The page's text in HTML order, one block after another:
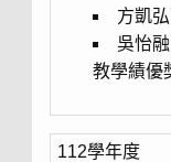
方凱
吳怡
教學績優
112學年度